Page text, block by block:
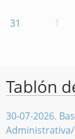
31 1
Tablón
30-07-2026.